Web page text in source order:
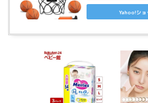
Yahoo!ショ